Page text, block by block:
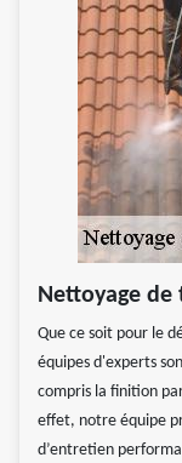
Nettoyage de
Que ce soit pour le
équipes d'experts
compris la finition
effet, notre équipe
d’entretien